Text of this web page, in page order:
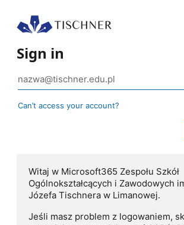
Sign in
Can’t access your account?
Witaj w Microsoft365 Zespołu Szkół
Ogólnokształcących i Zawodowych
Józefa Tischnera w Limanowej.
Jeśli masz problem z logowaniem,